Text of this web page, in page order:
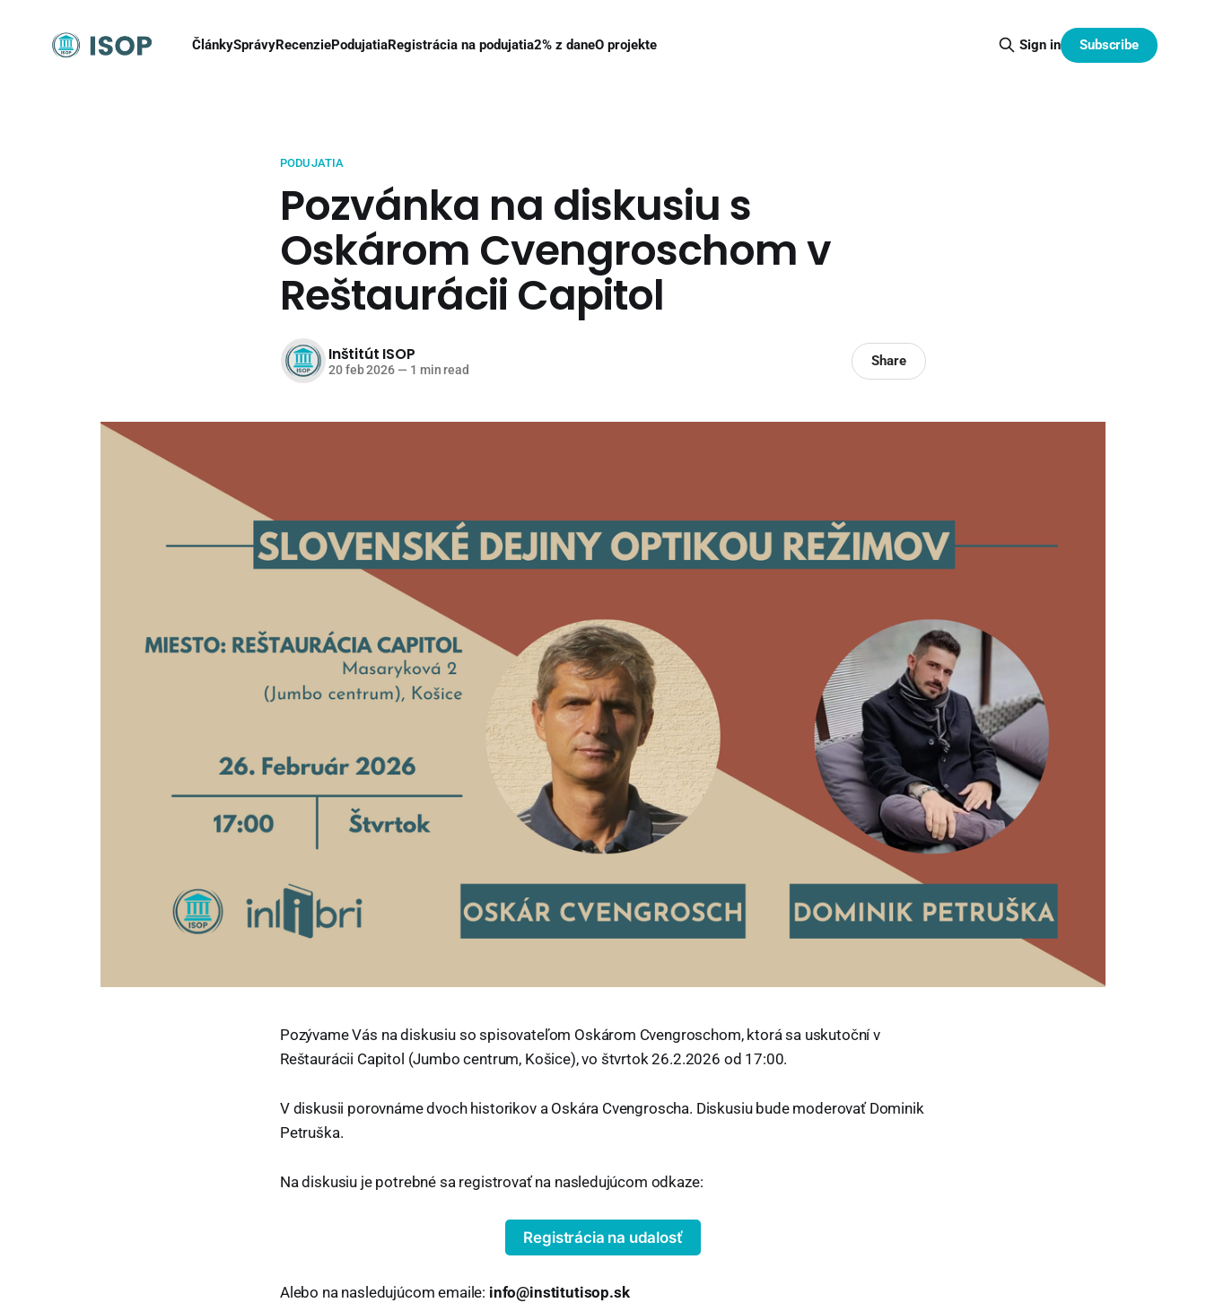
ČlánkySprávyRecenziePodujatiaRegistrácia na podujatia2% z daneO projekte Sign in Subscribe
PODUJATIA
Pozvánka na diskusiu s
Oskárom Cvengroschom v
Reštaurácii Capitol
Inštitút ISOP
20 feb 2026 — 1 min read
Share
Pozývame Vás na diskusiu so spisovateľom Oskárom Cvengroschom, ktorá sa uskutoční v
Reštaurácii Capitol (Jumbo centrum, Košice), vo štvrtok 26.2.2026 od 17:00.
V diskusii porovnáme dvoch historikov a Oskára Cvengroscha. Diskusiu bude moderovať Dominik
Petruška.
Na diskusiu je potrebné sa registrovať na nasledujúcom odkaze:
Registrácia na udalosť
Alebo na nasledujúcom emaile: info@institutisop.sk